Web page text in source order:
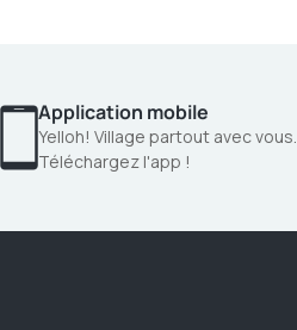
Application mobile
Yelloh! Village partout avec vous.
Téléchargez l'app !